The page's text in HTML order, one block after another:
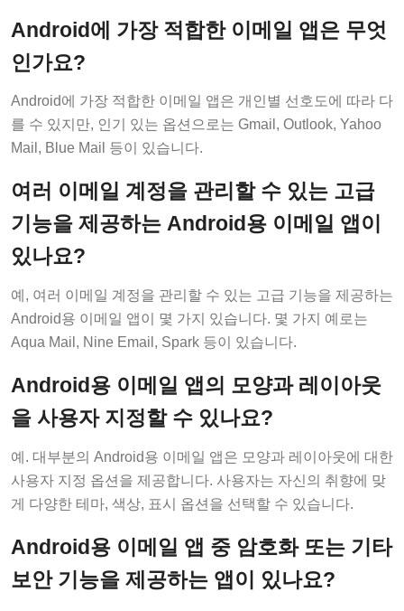
Android에 가장 적합한 이메일 앱은 무엇
인가요?
Android에 가장 적합한 이메일 앱은 개인별 선호도에 따라 다
를 수 있지만, 인기 있는 옵션으로는 Gmail, Outlook, Yahoo
Mail, Blue Mail 등이 있습니다.
여러 이메일 계정을 관리할 수 있는 고급
기능을 제공하는 Android용 이메일 앱이
있나요?
예, 여러 이메일 계정을 관리할 수 있는 고급 기능을 제공하는
Android용 이메일 앱이 몇 가지 있습니다. 몇 가지 예로는
Aqua Mail, Nine Email, Spark 등이 있습니다.
Android용 이메일 앱의 모양과 레이아웃
을 사용자 지정할 수 있나요?
예. 대부분의 Android용 이메일 앱은 모양과 레이아웃에 대한
사용자 지정 옵션을 제공합니다. 사용자는 자신의 취향에 맞
게 다양한 테마, 색상, 표시 옵션을 선택할 수 있습니다.
Android용 이메일 앱 중 암호화 또는 기타
보안 기능을 제공하는 앱이 있나요?